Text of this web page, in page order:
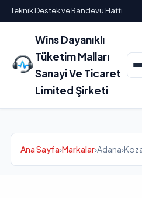
Teknik Destek ve Randevu Hattı
Wins Dayanıklı
Tüketim Malları
Sanayi Ve Ticaret
Limited Şirketi
Ana Sayfa›Markalar›Adana›